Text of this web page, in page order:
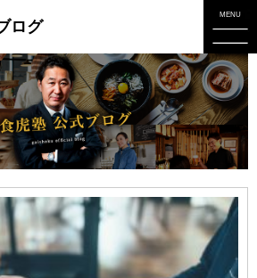
ログ